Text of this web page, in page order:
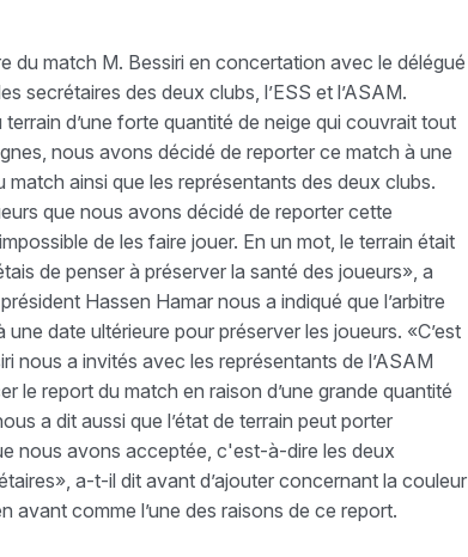
du match M. Bessiri en concertation avec le délégué
secrétaires des deux clubs, l’ESS et l’ASAM.
d’une forte quantité de neige qui couvrait tout
nous avons décidé de reporter ce match à une
ainsi que les représentants des deux clubs.
que nous avons décidé de reporter cette
de les faire jouer. En un mot, le terrain était
de penser à préserver la santé des joueurs», a
Hassen Hamar nous a indiqué que l’arbitre
date ultérieure pour préserver les joueurs. «C’est
nous a invités avec les représentants de l’ASAM
le report du match en raison d’une grande quantité
a dit aussi que l’état de terrain peut porter
nous avons acceptée, c'est-à-dire les deux
a-t-il dit avant d’ajouter concernant la couleur
avant comme l’une des raisons de ce report.